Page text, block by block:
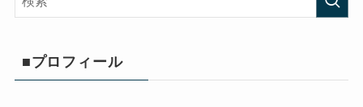
■プロフィール